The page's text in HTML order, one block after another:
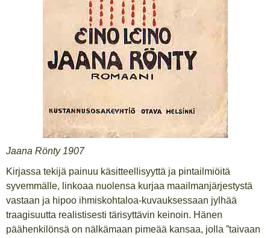
Jaana Rönty 1907
Kirjassa tekijä painuu käsitteellisyyttä ja pintailmiöitä
syvemmälle, linkoaa nuolensa kurjaa maailmanjärjestystä
vastaan ja hipoo ihmiskohtaloa-kuvauksessaan jylhää
traagisuutta realistisesti tärisyttävin keinoin. Hänen
päähenkilönsä on nälkämaan pimeää kansaa, jolla ”taivaan